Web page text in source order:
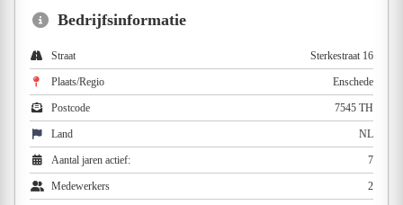
Bedrijfsinformatie
Straat Sterkestraat 16
Plaats/Regio Enschede
Postcode 7545 TH
Land NL
Aantal jaren actief: 7
Medewerkers 2